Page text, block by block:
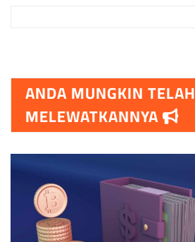
ANDA MUNGKIN TELAH
MELEWATKANNYA